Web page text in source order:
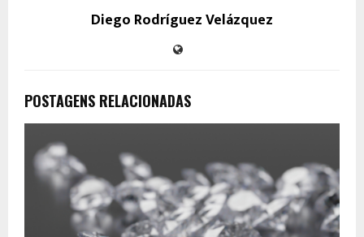
Diego Rodríguez Velázquez
POSTAGENS RELACIONADAS